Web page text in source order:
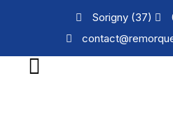
Sorigny (37)